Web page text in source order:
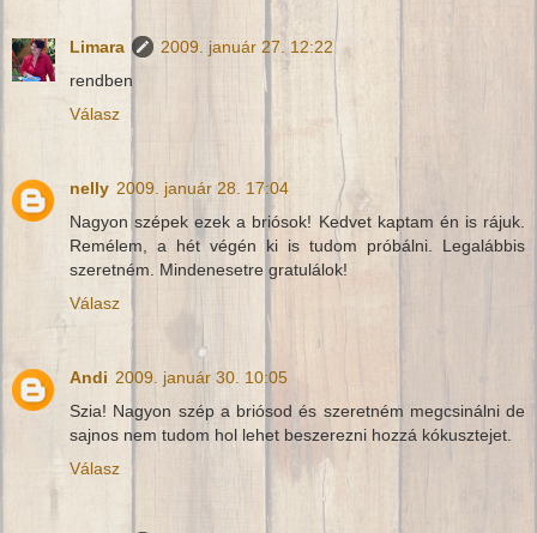
Limara
2009. január 27. 12:22
rendben
Válasz
nelly 2009. január 28. 17:04
Nagyon szépek ezek a briósok! Kedvet kaptam én is rájuk.
Remélem, a hét végén ki is tudom próbálni. Legalábbis
szeretném. Mindenesetre gratulálok!
Válasz
Andi 2009. január 30. 10:05
Szia! Nagyon szép a briósod és szeretném megcsinálni de
sajnos nem tudom hol lehet beszerezni hozzá kókusztejet.
Válasz